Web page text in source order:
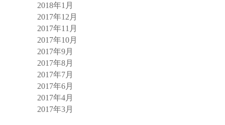
2018年1月
2017年12月
2017年11月
2017年10月
2017年9月
2017年8月
2017年7月
2017年6月
2017年4月
2017年3月